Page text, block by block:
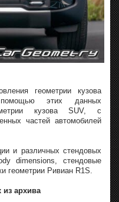
геометрии кузова
этих данных
кузова SUV, с
частей автомобилей
и различных стендовых
dimensions, стендовые
геометрии Ривиан R1S.
архива